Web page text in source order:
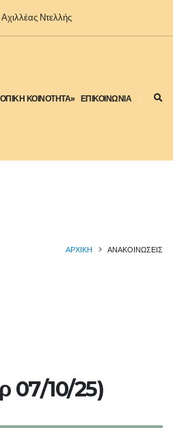
Ντελλής
ΚΟΙΝΟΤΗΤΑ» ΕΠΙΚΟΙΝΩΝΙΑ
ΑΡΧΙΚΉ ΑΝΑΚΟΙΝΩΣΕΙΣ
07/10/25)